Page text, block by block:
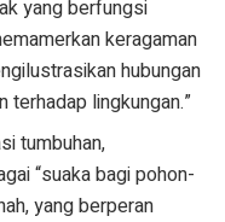
yang berfungsi
keragaman
hubungan
lingkungan.”
tumbuhan,
“suaka bagi pohon-
yang berperan